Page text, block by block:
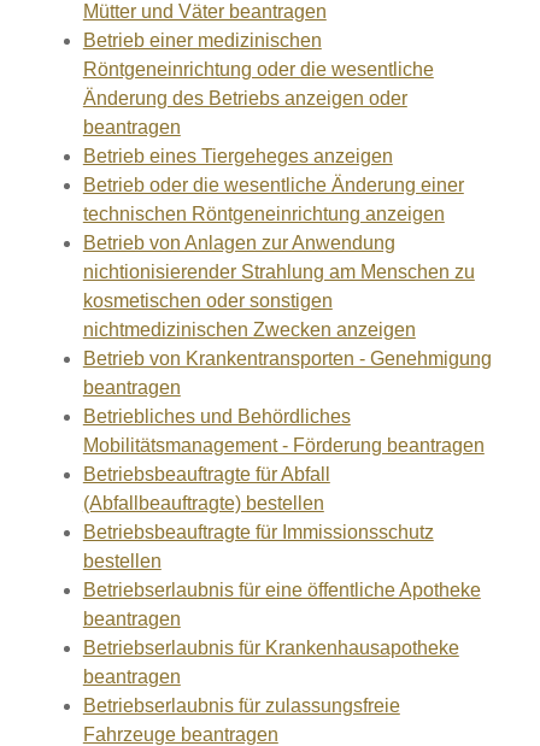
Mütter und Väter beantragen
Betrieb einer medizinischen
Röntgeneinrichtung oder die wesentliche
Änderung des Betriebs anzeigen oder
beantragen
Betrieb eines Tiergeheges anzeigen
Betrieb oder die wesentliche Änderung einer
technischen Röntgeneinrichtung anzeigen
Betrieb von Anlagen zur Anwendung
nichtionisierender Strahlung am Menschen zu
kosmetischen oder sonstigen
nichtmedizinischen Zwecken anzeigen
Betrieb von Krankentransporten - Genehmigung
beantragen
Betriebliches und Behördliches
Mobilitätsmanagement - Förderung beantragen
Betriebsbeauftragte für Abfall
(Abfallbeauftragte) bestellen
Betriebsbeauftragte für Immissionsschutz
bestellen
Betriebserlaubnis für eine öffentliche Apotheke
beantragen
Betriebserlaubnis für Krankenhausapotheke
beantragen
Betriebserlaubnis für zulassungsfreie
Fahrzeuge beantragen